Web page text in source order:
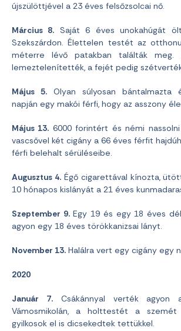
újszülöttjével a 23 éves felsőzsolcai nő.
Március 8. Saját 6 éves unokahúgát
Szekszárdon. Élettelen testét az
méterre lévő patakban találták
lemeztelenítették, a fejét pedig
Május 5. Olyan súlyosan bántalmazta
napján egy makói férfi, hogy az asszony
Május 13. 6000 forintért és némi
vascsővel két cigány a 66 éves férfit
férfi belehalt sérüléseibe.
Augusztus 4.Égő cigarettával kínozta,
10 hónapos kislányát a 21 éves
Szeptember 9.Egy 19 és egy 18 éves
agyon egy 18 éves törökkanizsai lányt.
November 13. Halálra vert egy cigány egy
2020
Január 7.Csákánnyal verték agyon
Vámosmikolán, a holttestét a
gyilkosok el is dicsekedtek tettükkel.